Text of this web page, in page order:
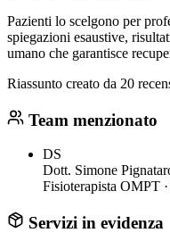
Pazienti lo scelgono per
spiegazioni esaustive,
umano che garantisce
Riassunto creato da 20
Team menzionato
DS
Dott. Simone
Fisioterapista OMPT ·
Servizi in evidenza